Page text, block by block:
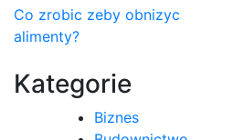
Nawigacja
wpisu
Co zrobic zeby obnizyc
alimenty?
Kategorie
Biznes